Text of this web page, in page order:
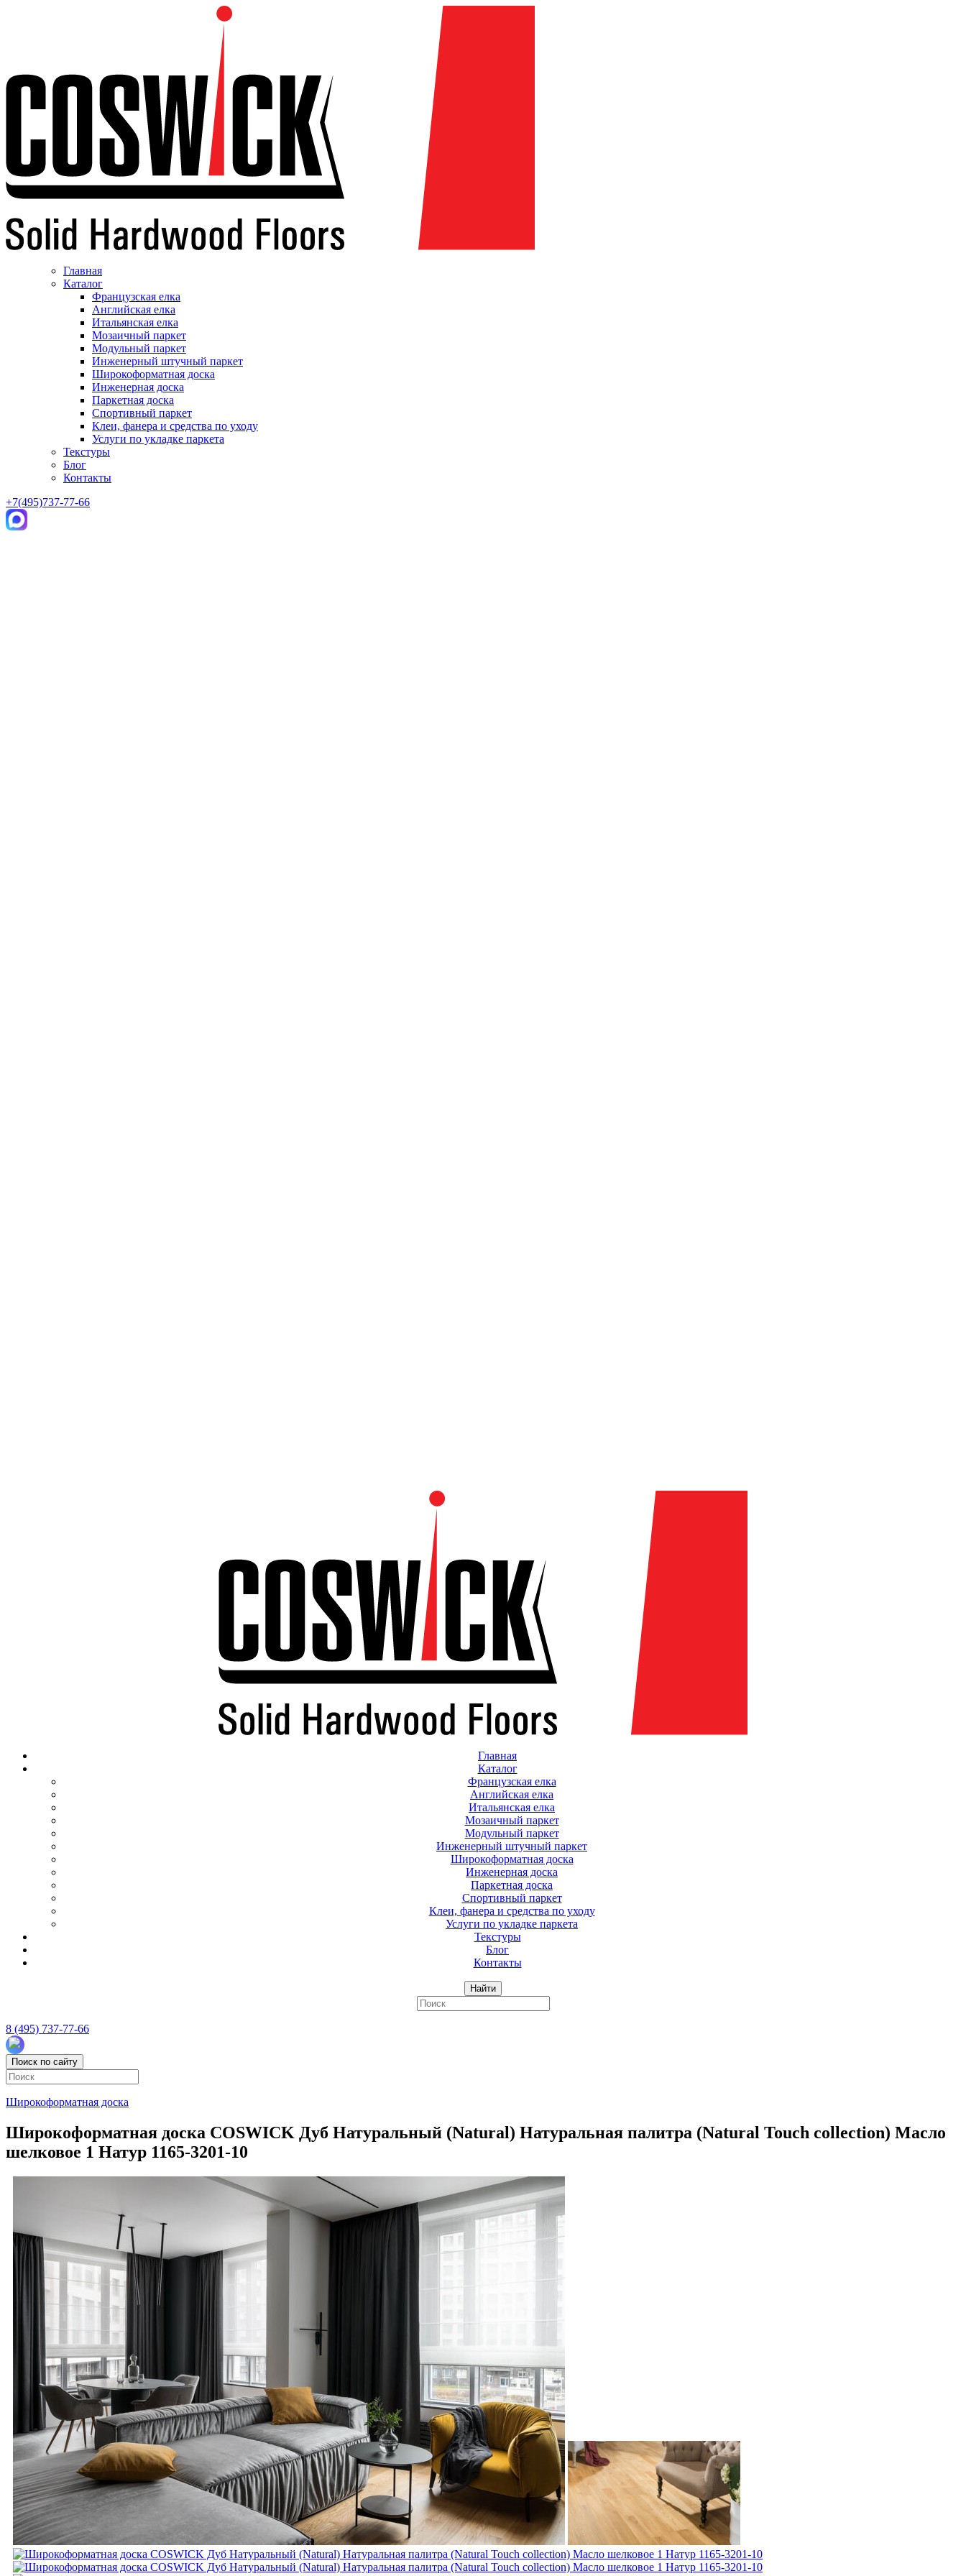
Главная
Каталог
Французская елка
Английская елка
Итальянская елка
Мозаичный паркет
Модульный паркет
Инженерный штучный паркет
Широкоформатная доска
Инженерная доска
Паркетная доска
Спортивный паркет
Клеи, фанера и средства по уходу
Услуги по укладке паркета
Текстуры
Блог
Контакты
+7(495)737-77-66
Главная
Каталог
Французская елка
Английская елка
Итальянская елка
Мозаичный паркет
Модульный паркет
Инженерный штучный паркет
Широкоформатная доска
Инженерная доска
Паркетная доска
Спортивный паркет
Клеи, фанера и средства по уходу
Услуги по укладке паркета
Текстуры
Блог
Контакты
Найти
8 (495) 737-77-66
Поиск по сайту
Широкоформатная доска
Широкоформатная доска COSWICK Дуб Натуральный (Natural) Натуральная палитра (Natural Touch collection) Масло
шелковое 1 Натур 1165-3201-10